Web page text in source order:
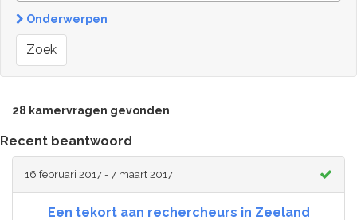
Onderwerpen
Zoek
28 kamervragen gevonden
Recent beantwoord
16 februari 2017 - 7 maart 2017
Een tekort aan rechercheurs in Zeeland